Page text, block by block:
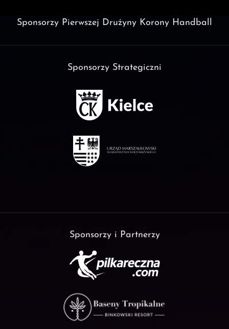
Sponsorzy Pierwszej Drużyny Korony Handball
Sponsorzy Strategiczni
Sponsorzy i Partnerzy